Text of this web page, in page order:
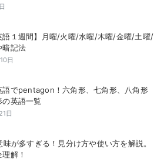
語１週間】月曜/火曜/水曜/木曜/金曜/土曜/
暗記法
日
語でpentagon！六角形、七角形、八角形
の英語一覧
日
味が多すぎる！見分け方や使い方を解説。
解！